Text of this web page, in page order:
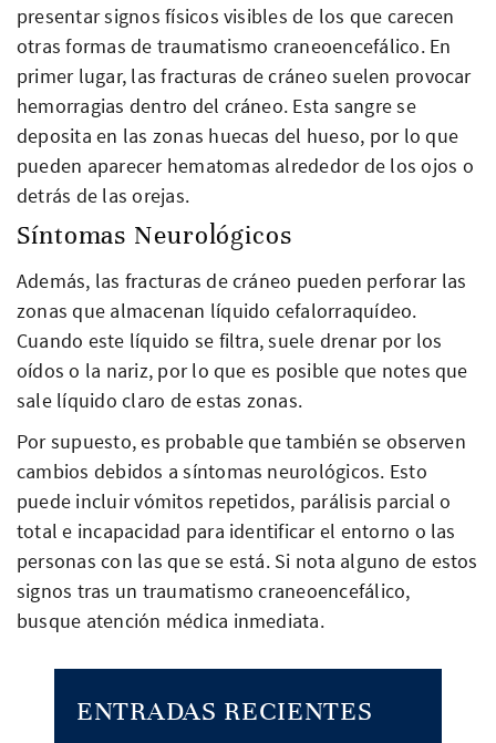
presentar signos físicos visibles de los que carecen
otras formas de traumatismo craneoencefálico. En
primer lugar, las fracturas de cráneo suelen provocar
hemorragias dentro del cráneo. Esta sangre se
deposita en las zonas huecas del hueso, por lo que
pueden aparecer hematomas alrededor de los ojos o
detrás de las orejas.
Síntomas Neurológicos
Además, las fracturas de cráneo pueden perforar las
zonas que almacenan líquido cefalorraquídeo.
Cuando este líquido se filtra, suele drenar por los
oídos o la nariz, por lo que es posible que notes que
sale líquido claro de estas zonas.
Por supuesto, es probable que también se observen
cambios debidos a síntomas neurológicos. Esto
puede incluir vómitos repetidos, parálisis parcial o
total e incapacidad para identificar el entorno o las
personas con las que se está. Si nota alguno de estos
signos tras un traumatismo craneoencefálico,
busque atención médica inmediata.
ENTRADAS RECIENTES